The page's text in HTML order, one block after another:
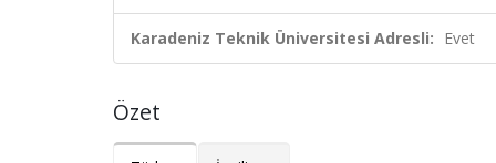
Karadeniz Teknik Üniversitesi Adresli: Evet
Özet